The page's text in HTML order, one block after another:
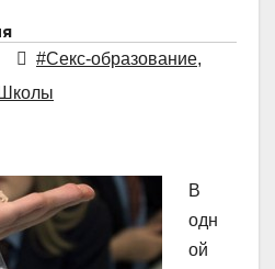
#Секс-образование,
В
одн
ой